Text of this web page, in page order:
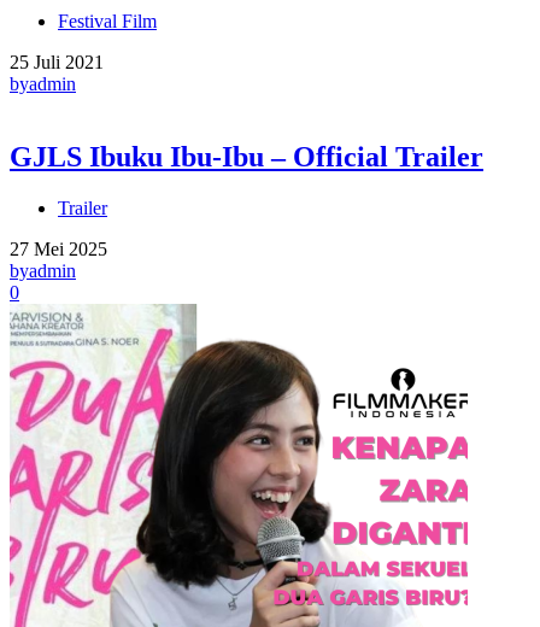
Festival Film
25 Juli 2021
byadmin
GJLS Ibuku Ibu-Ibu – Official Trailer
Trailer
27 Mei 2025
byadmin
0